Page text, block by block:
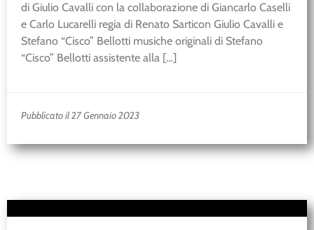
di Giulio Cavalli con la collaborazione di Giancarlo Caselli
e Carlo Lucarelli regia di Renato Sarticon Giulio Cavalli e
Stefano “Cisco” Bellotti musiche originali di Stefano
“Cisco” Bellotti assistente alla […]
Pubblicato il 27 Gennaio 2023